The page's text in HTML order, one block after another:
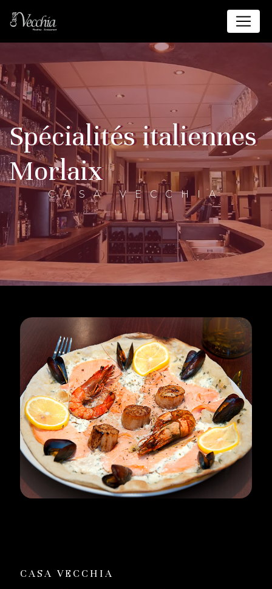
spécialités italiennes
Morlaix
CASA VECCHIA
CASA VECCHIA